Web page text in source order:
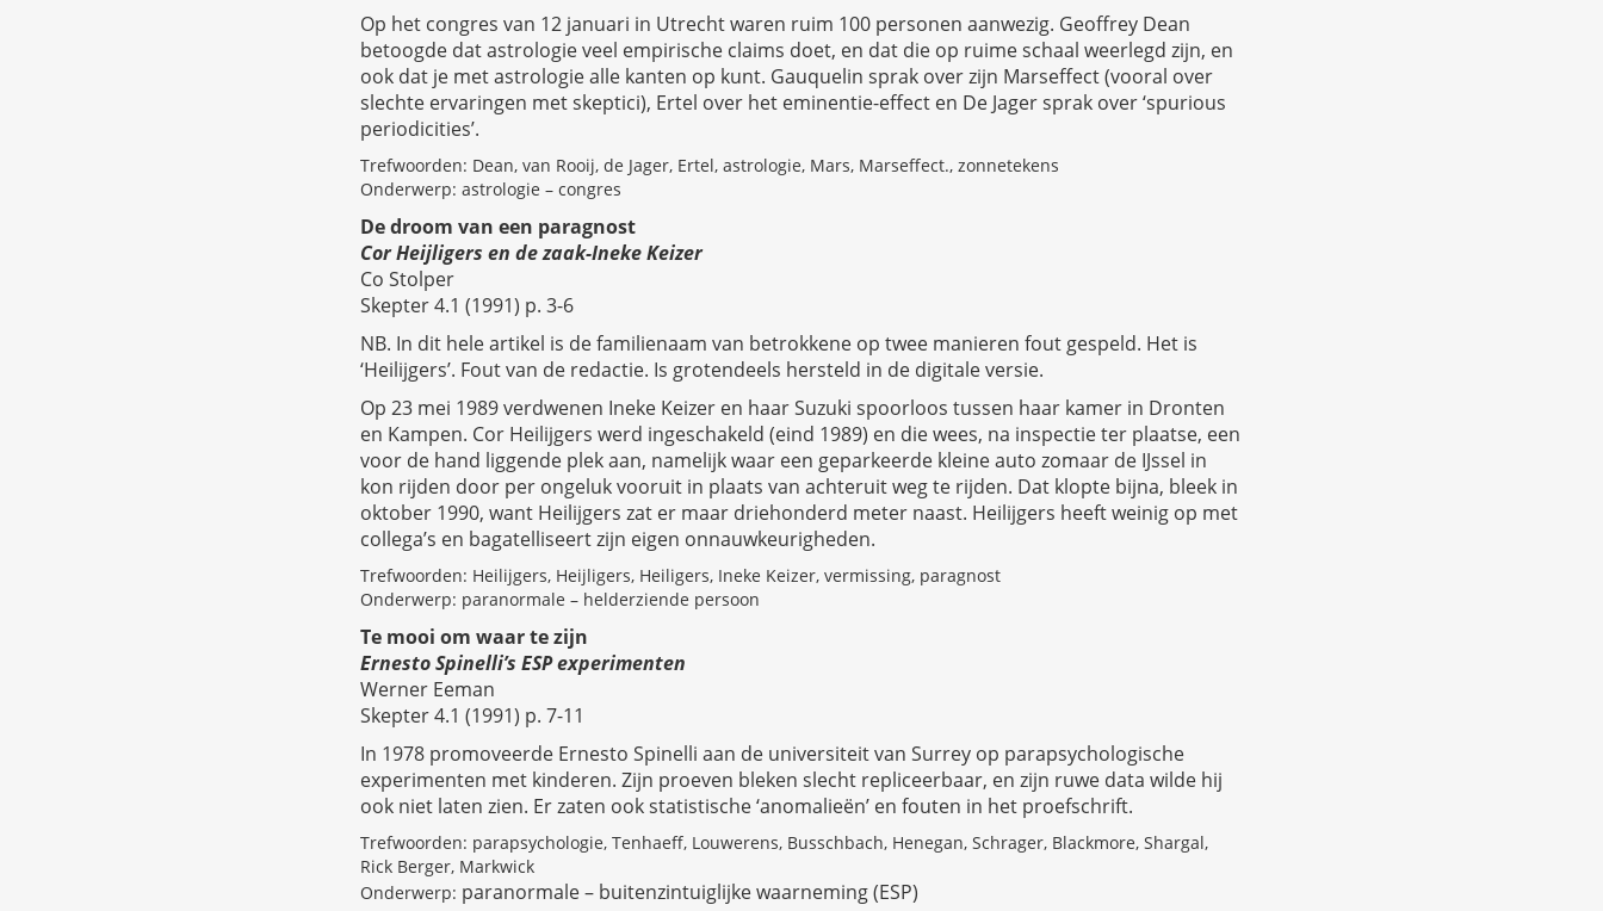
Op het congres van 12 januari in Utrecht waren ruim 100 personen aanwezig. Geoffrey Dean
betoogde dat astrologie veel empirische claims doet, en dat die op ruime schaal weerlegd zijn, en
ook dat je met astrologie alle kanten op kunt. Gauquelin sprak over zijn Marseffect (vooral over
slechte ervaringen met skeptici), Ertel over het eminentie-effect en De Jager sprak over ‘spurious
periodicities’.
Trefwoorden: Dean, van Rooij, de Jager, Ertel, astrologie, Mars, Marseffect., zonnetekens
Onderwerp: astrologie – congres
De droom van een paragnost
Cor Heijligers en de zaak-Ineke Keizer
Co Stolper
Skepter 4.1 (1991) p. 3-6
NB. In dit hele artikel is de familienaam van betrokkene op twee manieren fout gespeld. Het is
‘Heilijgers’. Fout van de redactie. Is grotendeels hersteld in de digitale versie.
Op 23 mei 1989 verdwenen Ineke Keizer en haar Suzuki spoorloos tussen haar kamer in Dronten
en Kampen. Cor Heilijgers werd ingeschakeld (eind 1989) en die wees, na inspectie ter plaatse, een
voor de hand liggende plek aan, namelijk waar een geparkeerde kleine auto zomaar de IJssel in
kon rijden door per ongeluk vooruit in plaats van achteruit weg te rijden. Dat klopte bijna, bleek in
oktober 1990, want Heilijgers zat er maar driehonderd meter naast. Heilijgers heeft weinig op met
collega’s en bagatelliseert zijn eigen onnauwkeurigheden.
Trefwoorden: Heilijgers, Heijligers, Heiligers, Ineke Keizer, vermissing, paragnost
Onderwerp: paranormale – helderziende persoon
Te mooi om waar te zijn
Ernesto Spinelli’s ESPexperimenten
Werner Eeman
Skepter 4.1 (1991) p. 7-11
In 1978 promoveerde Ernesto Spinelli aan de universiteit van Surrey op parapsychologische
experimenten met kinderen. Zijn proeven bleken slecht repliceerbaar, en zijn ruwe data wilde hij
ook niet laten zien. Er zaten ook statistische ‘anomalieën’ en fouten in het proefschrift.
Trefwoorden: parapsychologie, Tenhaeff, Louwerens, Busschbach, Henegan, Schrager, Blackmore, Shargal,
Rick Berger, Markwick
Onderwerp: paranormale – buitenzintuiglijke waarneming (ESP)